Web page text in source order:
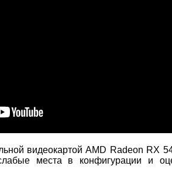
видеокартой AMD Radeon RX
места в конфигурации и